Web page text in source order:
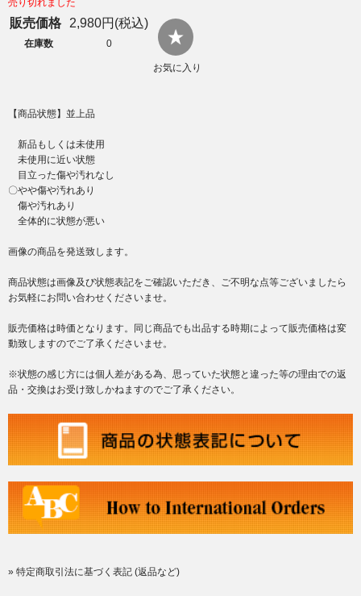
販売価格 2,980円(税込)
在庫数 0
お気に入り
【商品状態】並上品
新品もしくは未使用
未使用に近い状態
目立った傷や汚れなし
〇やや傷や汚れあり
傷や汚れあり
全体的に状態が悪い
画像の商品を発送致します。
商品状態は画像及び状態表記をご確認いただき、ご不明な点等ございましたら
お気軽にお問い合わせくださいませ。
販売価格は時価となります。同じ商品でも出品する時期によって販売価格は変
動致しますのでご了承くださいませ。
※状態の感じ方には個人差がある為、思っていた状態と違った等の理由での返
品・交換はお受け致しかねますのでご了承ください。
» 特定商取引法に基づく表記 (返品など)